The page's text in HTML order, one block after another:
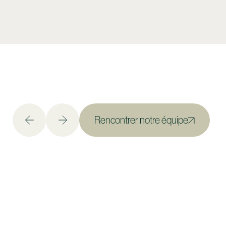
Rencontrer notre équipe